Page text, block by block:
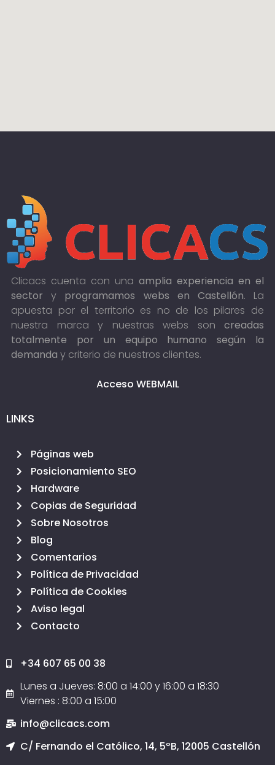
Clicacs cuenta con una amplia experiencia en el
sector y programamos webs en Castellón. La
apuesta por el territorio es no de los pilares de
nuestra marca y nuestras webs son creadas
totalmente por un equipo humano según la
demanda y criterio de nuestros clientes.
Acceso WEBMAIL
LINKS
Páginas web
Posicionamiento SEO
Hardware
Copias de Seguridad
Sobre Nosotros
Blog
Comentarios
Política de Privacidad
Política de Cookies
Aviso legal
Contacto
+34 607 65 00 38
Lunes a Jueves: 8:00 a 14:00 y 16:00 a 18:30
Viernes : 8:00 a 15:00
info@clicacs.com
C/ Fernando el Católico, 14, 5ºB, 12005 Castellón